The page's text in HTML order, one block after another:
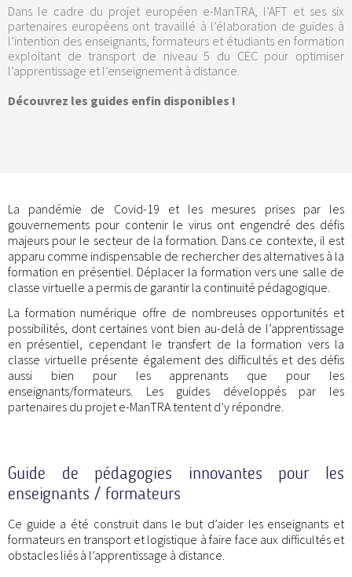
Dans le cadre du projet européen e-ManTRA, l’AFT et ses six
partenaires européens ont travaillé à l’élaboration de guides à
l’intention des enseignants, formateurs et étudiants en formation
exploitant de transport de niveau 5 du CEC pour optimiser
l’apprentissage et l’enseignement à distance.
Découvrez les guides enfin disponibles !
La pandémie de Covid-19 et les mesures prises par les
gouvernements pour contenir le virus ont engendré des défis
majeurs pour le secteur de la formation. Dans ce contexte, il est
apparu comme indispensable de rechercher des alternatives à la
formation en présentiel. Déplacer la formation vers une salle de
classe virtuelle a permis de garantir la continuité pédagogique.
La formation numérique offre de nombreuses opportunités et
possibilités, dont certaines vont bien au-delà de l’apprentissage
en présentiel, cependant le transfert de la formation vers la
classe virtuelle présente également des difficultés et des défis
aussi bien pour les apprenants que pour les
enseignants/formateurs. Les guides développés par les
partenaires du projet e-ManTRA tentent d’y répondre.
Guide de pédagogies innovantes pour les
enseignants / formateurs
Ce guide a été construit dans le but d’aider les enseignants et
formateurs en transport et logistique à faire face aux difficultés et
obstacles liés à l’apprentissage à distance.